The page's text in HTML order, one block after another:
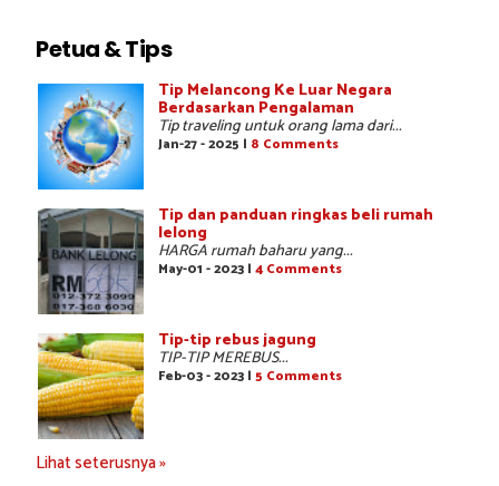
Petua & Tips
Tip Melancong Ke Luar Negara
Berdasarkan Pengalaman
Tip traveling untuk orang lama dari...
Jan-27 - 2025 | 8 Comments
Tip dan panduan ringkas beli rumah
lelong
HARGA rumah baharu yang...
May-01 - 2023 | 4 Comments
Tip-tip rebus jagung
TIP-TIP MEREBUS...
Feb-03 - 2023 | 5 Comments
Lihat seterusnya »